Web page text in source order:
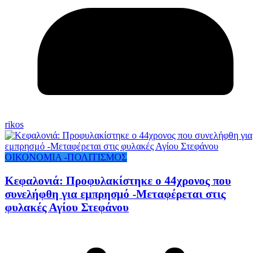
rikos
ΟΙΚΟΝΟΜΙΑ -ΠΟΛΙΤΙΣΜΟΣ
Κεφαλονιά: Προφυλακίστηκε ο 44χρονος που
συνελήφθη για εμπρησμό -Μεταφέρεται στις
φυλακές Αγίου Στεφάνου